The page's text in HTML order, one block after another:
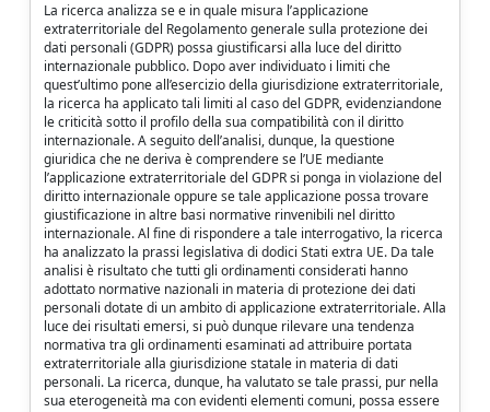
La ricerca analizza se e in quale misura l’applicazione
extraterritoriale del Regolamento generale sulla protezione dei
dati personali (GDPR) possa giustificarsi alla luce del diritto
internazionale pubblico. Dopo aver individuato i limiti che
quest’ultimo pone all’esercizio della giurisdizione extraterritoriale,
la ricerca ha applicato tali limiti al caso del GDPR, evidenziandone
le criticità sotto il profilo della sua compatibilità con il diritto
internazionale. A seguito dell’analisi, dunque, la questione
giuridica che ne deriva è comprendere se l’UE mediante
l’applicazione extraterritoriale del GDPR si ponga in violazione del
diritto internazionale oppure se tale applicazione possa trovare
giustificazione in altre basi normative rinvenibili nel diritto
internazionale. Al fine di rispondere a tale interrogativo, la ricerca
ha analizzato la prassi legislativa di dodici Stati extra UE. Da tale
analisi è risultato che tutti gli ordinamenti considerati hanno
adottato normative nazionali in materia di protezione dei dati
personali dotate di un ambito di applicazione extraterritoriale. Alla
luce dei risultati emersi, si può dunque rilevare una tendenza
normativa tra gli ordinamenti esaminati ad attribuire portata
extraterritoriale alla giurisdizione statale in materia di dati
personali. La ricerca, dunque, ha valutato se tale prassi, pur nella
sua eterogeneità ma con evidenti elementi comuni, possa essere